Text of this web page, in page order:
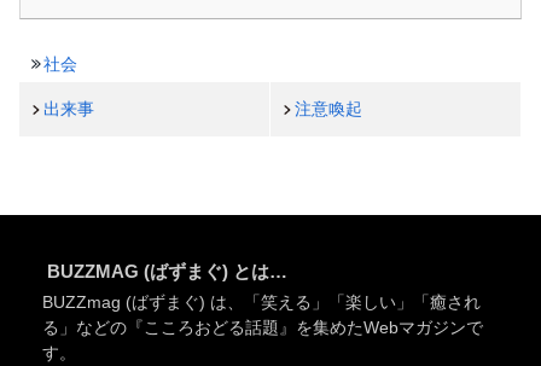
社会
出来事 注意喚起
BUZZMAG (ばずまぐ) とは…
BUZZmag (ばずまぐ) は、「笑える」「楽しい」「癒され
る」などの『こころおどる話題』を集めたWebマガジンで
す。